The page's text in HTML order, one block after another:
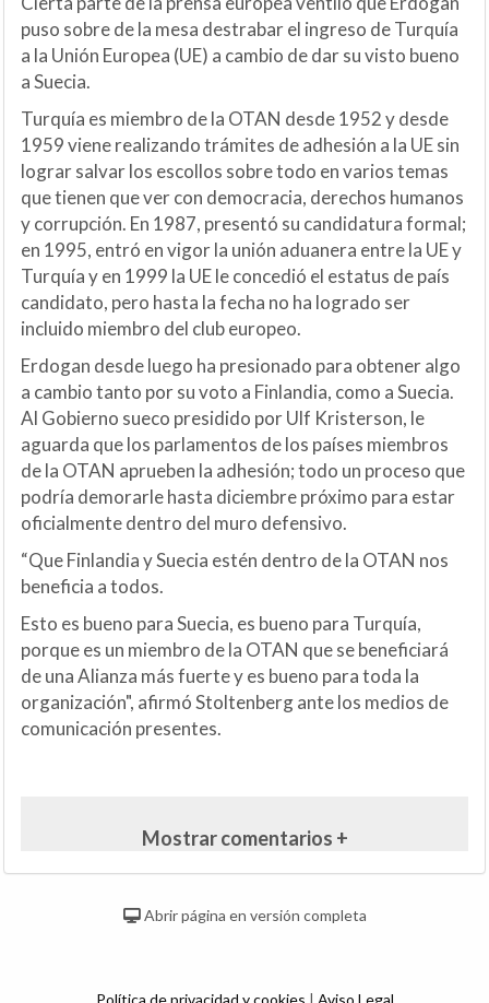
puso sobre de la mesa destrabar el ingreso de Turquía
a la Unión Europea (UE) a cambio de dar su visto bueno
a Suecia.
Turquía es miembro de la OTAN desde 1952 y desde
1959 viene realizando trámites de adhesión a la UE sin
lograr salvar los escollos sobre todo en varios temas
que tienen que ver con democracia, derechos humanos
y corrupción. En 1987, presentó su candidatura formal;
en 1995, entró en vigor la unión aduanera entre la UE y
Turquía y en 1999 la UE le concedió el estatus de país
candidato, pero hasta la fecha no ha logrado ser
incluido miembro del club europeo.
Erdogan desde luego ha presionado para obtener algo
a cambio tanto por su voto a Finlandia, como a Suecia.
Al Gobierno sueco presidido por Ulf Kristerson, le
aguarda que los parlamentos de los países miembros
de la OTAN aprueben la adhesión; todo un proceso que
podría demorarle hasta diciembre próximo para estar
oficialmente dentro del muro defensivo.
“Que Finlandia y Suecia estén dentro de la OTAN nos
beneficia a todos.
Esto es bueno para Suecia, es bueno para Turquía,
porque es un miembro de la OTAN que se beneficiará
de una Alianza más fuerte y es bueno para toda la
organización", afirmó Stoltenberg ante los medios de
comunicación presentes.
Mostrar comentarios +
Abrir página en versión completa
Política de privacidad y cookies | Aviso Legal